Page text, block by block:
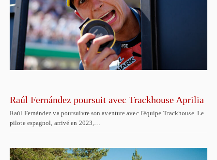
Raúl Fernández poursuit avec Trackhouse Aprilia
Raúl Fernández va poursuivre son aventure avec l'équipe Trackhouse. Le
pilote espagnol, arrivé en 2023,…